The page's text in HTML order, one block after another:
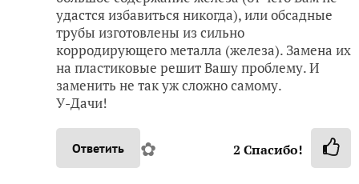
удастся избавиться никогда), или обсадные
трубы изготовлены из сильно
корродирующего металла (железа). Замена их
на пластиковые решит Вашу проблему. И
заменить не так уж сложно самому.
У-Дачи!
Ответить ✿ 2 Спасибо!